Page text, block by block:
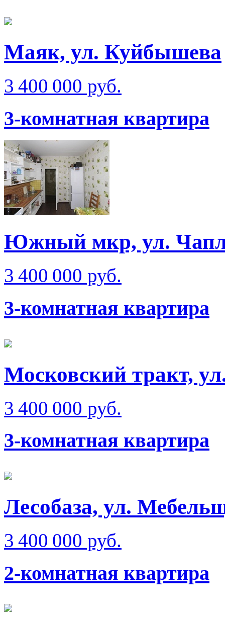
Маяк, ул. Куйбышева
3 400 000 руб.
3-комнатная квартира
Южный мкр, ул.
3 400 000 руб.
3-комнатная квартира
Московский тракт,
3 400 000 руб.
3-комнатная квартира
Лесобаза, ул.
3 400 000 руб.
2-комнатная квартира